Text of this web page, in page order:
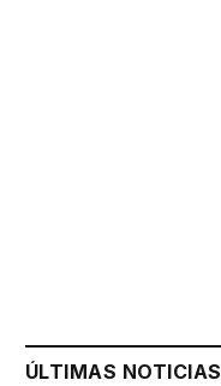
ÚLTIMAS NOTICIAS